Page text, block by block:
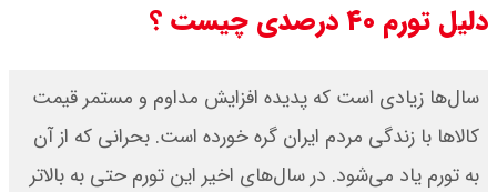
دلیل تورم ۴۰ درصدی چیست ؟
سال‌ها زیادی است که پدیده افزایش مداوم و مستمر قیمت‌
کالاها با زندگی مردم ایران گره خورده است. بحرانی که از آن
به تورم یاد می‌شود. در سال‌های اخیر این تورم حتی به بالاتر